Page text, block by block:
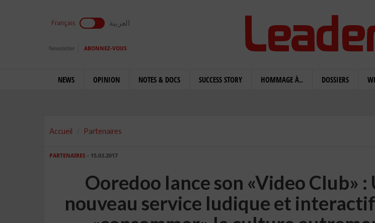
Français العربية
Newsletter ABONNEZ-VOUS
NEWS OPINION NOTES & DOCS SUCCESS STORY HOMMAGE À.. DOSSIERS
Accueil Partenaires
PARTENAIRES - 15.03.2017
Ooredoo lance son «Video Club» :
nouveau service ludique et